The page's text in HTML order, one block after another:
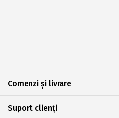
Comenzi și livrare
Suport clienți